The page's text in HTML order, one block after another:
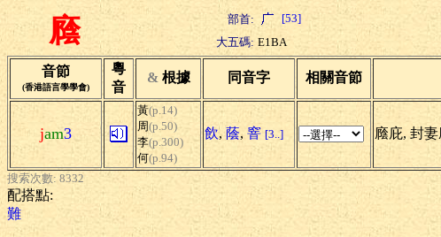
廕 部首: [53]
大五碼: E1BA
音節
(香港語言學學會)
粵
音
& 根據 同音字 相關音節
jam3
黃(p.14)
周(p.50)
李(p.300)
何(p.94)
飲, 蔭, 窨 [3..] 廕庇, 封
搜索次數: 8332
配搭點:
難